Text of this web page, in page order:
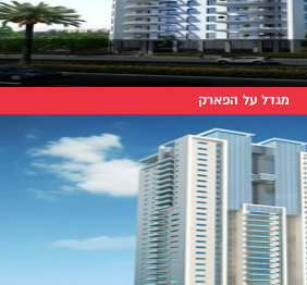
מגדל על הפארק